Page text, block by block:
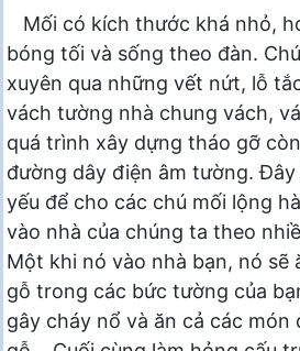
Mối có kích thước khá nhỏ,
bóng tối và sống theo đàn.
xuyên qua những vết nứt, lỗ
vách tường nhà chung vách,
quá trình xây dựng tháo gỡ
đường dây điện âm tường.
yếu để cho các chú mối lộng
vào nhà của chúng ta theo
Một khi nó vào nhà bạn, nó sẽ
gỗ trong các bức tường của
gây cháy nổ và ăn cả các món